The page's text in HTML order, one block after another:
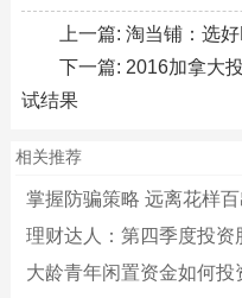
上一篇: 淘当铺：选
下一篇: 2016加拿大
试结果
相关推荐
掌握防骗策略 远离花样
理财达人：第四季度投资
大龄青年闲置资金如何投